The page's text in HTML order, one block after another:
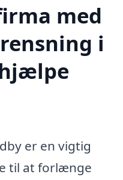
med
i
er en vigtig
til at forlænge